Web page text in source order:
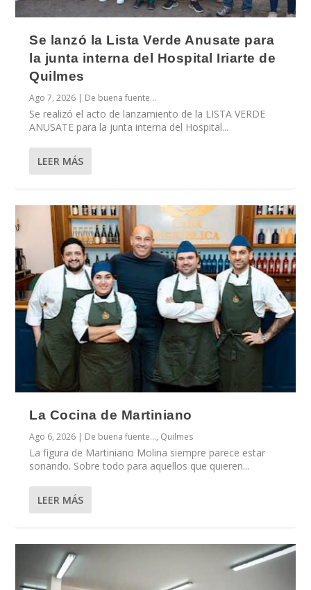
Se lanzó la Lista Verde Anusate para
la junta interna del Hospital Iriarte de
Quilmes
Ago 7, 2026 | De buena fuente...
Se realizó el acto de lanzamiento de la LISTA VERDE
ANUSATE para la junta interna del Hospital...
LEER MÁS
La Cocina de Martiniano
Ago 6, 2026 | De buena fuente..., Quilmes
La figura de Martiniano Molina siempre parece estar
sonando. Sobre todo para aquellos que quieren...
LEER MÁS